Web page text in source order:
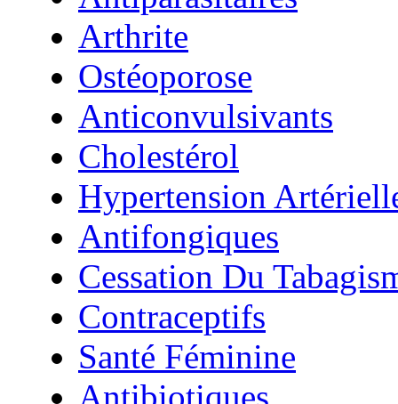
Arthrite
Ostéoporose
Anticonvulsivants
Cholestérol
Hypertension
Antifongiques
Cessation Du
Contraceptifs
Santé Féminine
Antibiotiques